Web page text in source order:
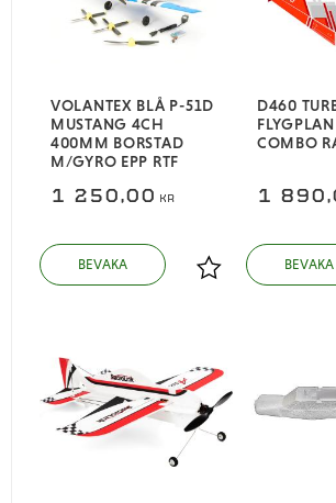
​VOLANTEX BLÅ P-51D
MUSTANG 4CH
400MM BORSTAD
M/GYRO EPP RTF
1 250,00 KR
Lägg till i favoriter
D460
COMBO
1